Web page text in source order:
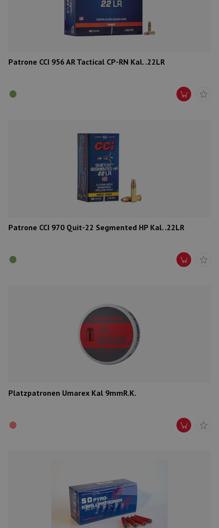
Patrone CCI 956 AR Tactical CP-RN Kal. .22LR
Patrone CCI 970 Quit-22 Segmented HP Kal. .22LR
Platzpatronen Umarex Kal 9mmR.K.